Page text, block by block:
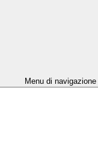
Menu di navigazione